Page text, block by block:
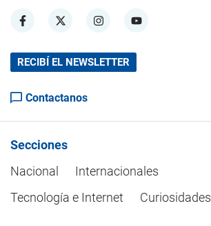
RECIBÍ EL NEWSLETTER
Contactanos
Secciones
Nacional
Internacionales
Tecnología e Internet
Curiosidades